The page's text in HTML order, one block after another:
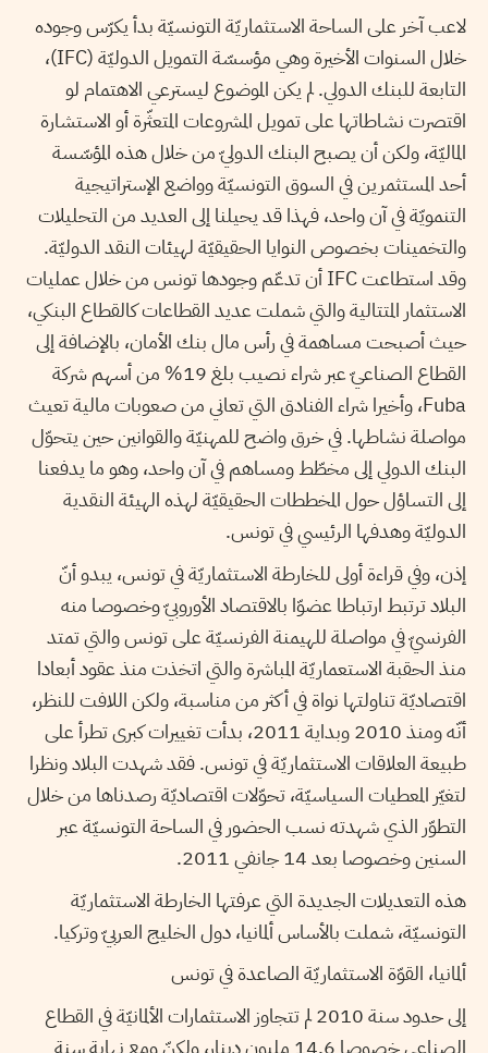
لاعب آخر على الساحة الاستثماريّة التونسيّة بدأ يكرّس وجوده
خلال السنوات الأخيرة وهي مؤسسّة التمويل الدوليّة (IFC)،
التابعة للبنك الدولي. لم يكن الموضوع ليسترعي الاهتمام لو
اقتصرت نشاطاتها على تمويل المشروعات المتعثّرة أو الاستشارة
الماليّة، ولكن أن يصبح البنك الدوليّ من خلال هذه المؤسّسة
أحد المستثمرين في السوق التونسيّة وواضع الإستراتيجية
التنمويّة في آن واحد، فهذا قد يحيلنا إلى العديد من التحليلات
والتخمينات بخصوص النوايا الحقيقيّة لهيئات النقد الدوليّة.
وقد استطاعت IFC أن تدعّم وجودها تونس من خلال عمليات
الاستثمار المتتالية والتي شملت عديد القطاعات كالقطاع البنكي،
حيث أصبحت مساهمة في رأس مال بنك الأمان، بالإضافة إلى
القطاع الصناعيّ عبر شراء نصيب بلغ 19% من أسهم شركة
Fuba، وأخيرا شراء الفنادق التي تعاني من صعوبات مالية تعيث
مواصلة نشاطها. في خرق واضح للمهنيّة والقوانين حين يتحوّل
البنك الدولي إلى مخطّط ومساهم في آن واحد، وهو ما يدفعنا
إلى التساؤل حول المخططات الحقيقيّة لهذه الهيئة النقدية
الدوليّة وهدفها الرئيسي في تونس.
إذن، وفي قراءة أولى للخارطة الاستثماريّة في تونس، يبدو أنّ
البلاد ترتبط ارتباطا عضوّا بالاقتصاد الأوروبيّ وخصوصا منه
الفرنسيّ في مواصلة للهيمنة الفرنسيّة على تونس والتي تمتد
منذ الحقبة الاستعماريّة المباشرة والتي اتخذت منذ عقود أبعادا
اقتصاديّة تناولتها نواة في أكثر من مناسبة، ولكن اللافت للنظر،
أنّه ومنذ 2010 وبداية 2011، بدأت تغييرات كبرى تطرأ على
طبيعة العلاقات الاستثماريّة في تونس. فقد شهدت البلاد ونظرا
لتغيّر المعطيات السياسيّة، تحوّلات اقتصاديّة رصدناها من خلال
التطوّر الذي شهدته نسب الحضور في الساحة التونسيّة عبر
السنين وخصوصا بعد 14 جانفي 2011.
هذه التعديلات الجديدة التي عرفتها الخارطة الاستثماريّة
التونسيّة، شملت بالأساس ألمانيا، دول الخليج العربيّ وتركيا.
ألمانيا، القوّة الاستثماريّة الصاعدة في تونس
إلى حدود سنة 2010 لم تتجاوز الاستثمارات الألمانيّة في القطاع
الصناعي خصوصا 14.6 مليون دينار، ولكنّ ومع نهاية سنة